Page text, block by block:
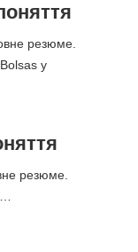
резюме.
y
резюме.